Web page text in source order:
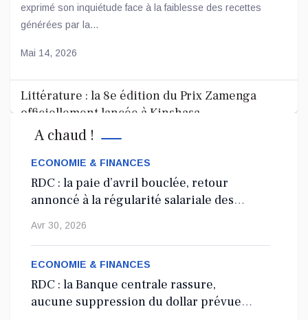
exprimé son inquiétude face à la faiblesse des recettes
générées par la...
Mai 14, 2026
Littérature : la 8e édition du Prix Zamenga
officiellement lancée à Kinshasa
La 8e édition du concours littéraire « Prix Zamenga » a été
officiellement lancée ce mercredi 13 mai à Kinshasa, à
Mai 13, 2026
Nord-Kivu : le député Crispin Mbindule dans le
collimateur de l’ANR
Le député national Crispin Mbindule, également président du
conseil d’administration du Cadastre minier, fait l’objet d’un...
A chaud !
ECONOMIE & FINANCES
RDC : la paie d’avril bouclée, retour
annoncé à la régularité salariale des
Avr 30, 2026
ECONOMIE & FINANCES
RDC : la Banque centrale rassure,
aucune suppression du dollar prévue